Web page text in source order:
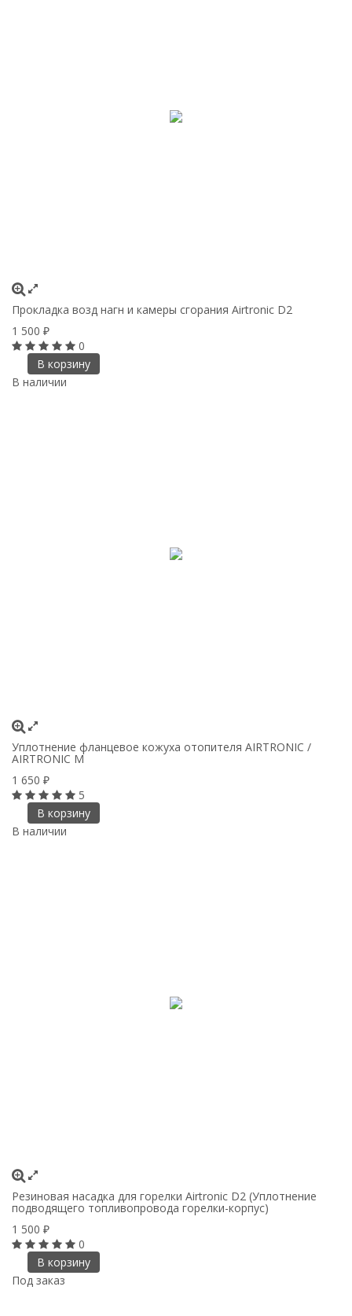
Прокладка возд нагн и камеры сгорания Airtronic D2
1 500 ₽
0
В корзину
В наличии
Уплотнение фланцевое кожуха отопителя AIRTRONIC /
AIRTRONIC M
1 650 ₽
5
В корзину
В наличии
Резиновая насадка для горелки Airtronic D2 (Уплотнение
подводящего топливопровода горелки-корпус)
1 500 ₽
0
В корзину
Под заказ